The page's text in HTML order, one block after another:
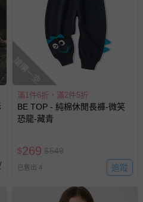
搶購一空
滿1件6折，滿2件5折
BE TOP - 純棉休閒長褲-微笑
恐龍-藏青
$269 $549
已售出 4 追蹤